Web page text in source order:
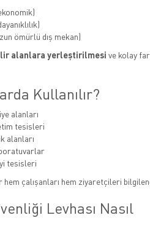
ömürlü dış mekan)
alanlara yerleştirilmesi ve kolay
Kullanılır?
alanları
tesisleri
alanları
tesisleri
çalışanları hem ziyaretçileri
Levhası Nasıl